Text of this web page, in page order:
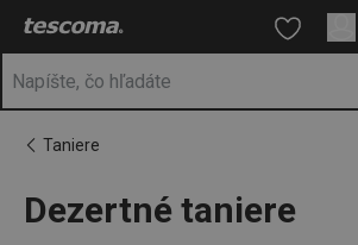
Nachádzate sa na stránke Dezertné taniere
Prejsť na hlavný obsah
Prejsť na vyhľadávanie
Prejsť na navigáciu
Taniere
Dezertné taniere